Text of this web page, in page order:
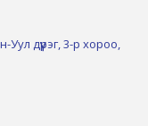
дүүрэг, 3-р хороо,